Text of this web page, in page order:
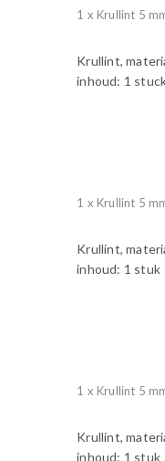
1 x Krullint 5
Krullint,
inhoud: 1
1 x Krullint 5
Krullint,
inhoud: 1 stuk
1 x Krullint 5
Krullint,
inhoud: 1 stuk